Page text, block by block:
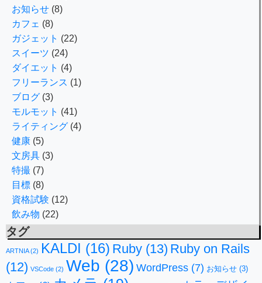
お知らせ (8)
カフェ (8)
ガジェット (22)
スイーツ (24)
ダイエット (4)
フリーランス (1)
ブログ (3)
モルモット (41)
ライティング (4)
健康 (5)
文房具 (3)
特撮 (7)
目標 (8)
資格試験 (12)
飲み物 (22)
タグ
ARTNIA(2) KALDI (16) Ruby (13) Ruby on Rails
(12) VSCode (2) Web (28) WordPress (7) お知らせ (3)